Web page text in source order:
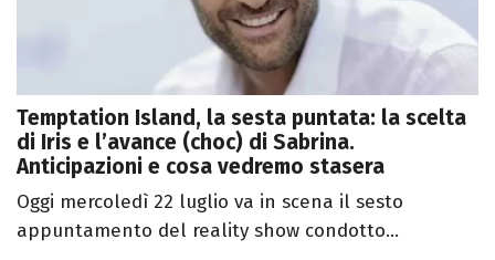
Temptation Island, la sesta puntata: la scelta
di Iris e l’avance (choc) di Sabrina.
Anticipazioni e cosa vedremo stasera
Oggi mercoledì 22 luglio va in scena il sesto
appuntamento del reality show condotto...